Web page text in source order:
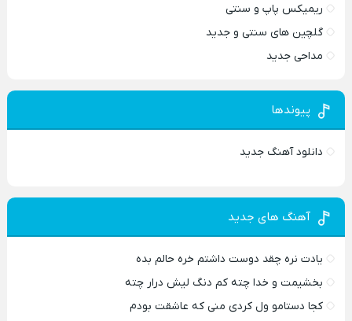
ریمیکس پاپ و سنتی
گلچین های سنتی و جدید
مداحی جدید
پیوندها
دانلود آهنگ جدید
آهنگ های جدید
یادت نره چقد دوست داشتم خره حالم بده
بخشیمت و خدا چته کم دنگ لیش درار چته
کجا دستامو ول کردی منی که عاشقت بودم